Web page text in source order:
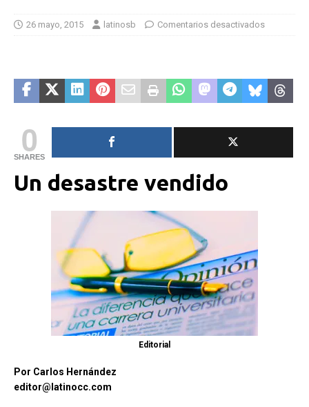
26 mayo, 2015 latinosb Comentarios desactivados
0
SHARES
Un desastre vendido
Editorial
Por Carlos Hernández
editor@latinocc.com